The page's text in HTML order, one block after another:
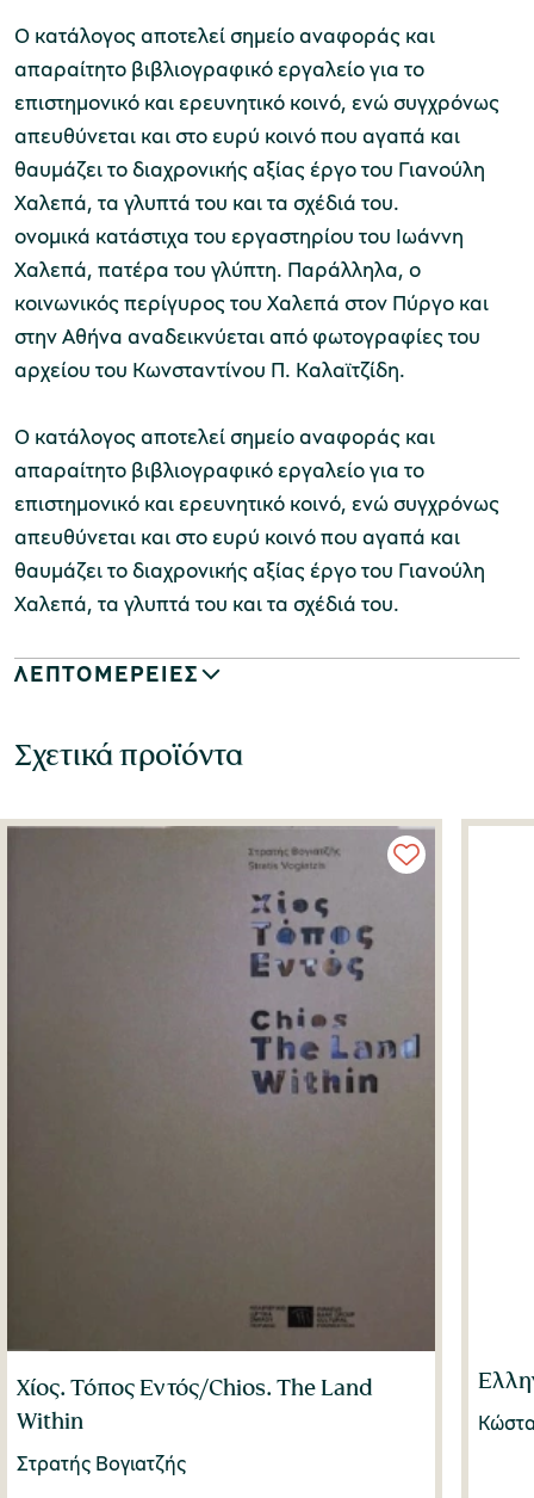
Ο κατάλογος αποτελεί σημείο αναφοράς και
απαραίτητο βιβλιογραφικό εργαλείο για το
επιστημονικό και ερευνητικό κοινό, ενώ συγχρόνως
απευθύνεται και στο ευρύ κοινό που αγαπά και
θαυμάζει το διαχρονικής αξίας έργο του Γιανούλη
Χαλεπά, τα γλυπτά του και τα σχέδιά του.
ονομικά κατάστιχα του εργαστηρίου του Ιωάννη
Χαλεπά, πατέρα του γλύπτη. Παράλληλα, ο
κοινωνικός περίγυρος του Χαλεπά στον Πύργο και
στην Αθήνα αναδεικνύεται από φωτογραφίες του
αρχείου του Κωνσταντίνου Π. Καλαϊτζίδη.
Ο κατάλογος αποτελεί σημείο αναφοράς και
απαραίτητο βιβλιογραφικό εργαλείο για το
επιστημονικό και ερευνητικό κοινό, ενώ συγχρόνως
απευθύνεται και στο ευρύ κοινό που αγαπά και
θαυμάζει το διαχρονικής αξίας έργο του Γιανούλη
Χαλεπά, τα γλυπτά του και τα σχέδιά του.
ΛΕΠΤΟΜΕΡΕΙΕΣ
Σχετικά προϊόντα
Χίος. Τόπος Εντός/Chios. The Land
Within
Στρατής Βογιατζής